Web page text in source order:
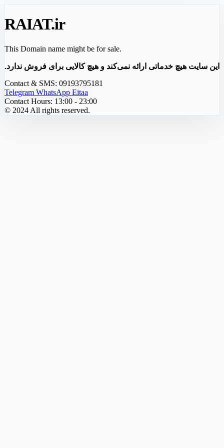
RAIAT.ir
This Domain name might be for sale.
این سایت هیچ خدماتی ارائه نمی‌کند و هیچ کالایی برای فروش ندارد.
Contact & SMS: 09193795181
Telegram WhatsApp Eitaa
Contact Hours: 13:00 - 23:00
© 2024 All rights reserved.